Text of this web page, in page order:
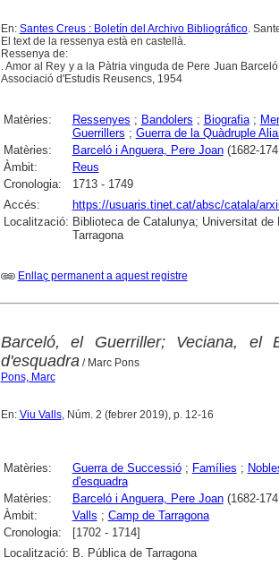
En: Santes Creus : Boletín del Archivo Bibliográfico.
El text de la ressenya està en castellà.
Ressenya de:
. Amor al Rey y a la Pàtria vinguda de Pere Juan
Associació d'Estudis Reusencs, 1954
Matèries: Ressenyes ; Bandolers ; Biografia;
Guerrillers ; Guerra de la Quàdruple
Matèries:
Barceló i Anguera, Pere Joan(1682-
Àmbit:
Reus
Cronologia:
1713 - 1749
Accés:
https://usuaris.tinet.cat/absc/catala/
Localització: Biblioteca de Catalunya; Universitat
Tarragona
Enllaç permanent a aquest registre
Barceló, el Guerriller; Veciana, el
d'esquadra/ Marc Pons
Pons, Marc
En: Viu Valls, Núm. 2 (febrer 2019), p. 12-16
Matèries: Guerra de Successió; Famílies ;
d'esquadra
Matèries:
Barceló i Anguera, Pere Joan(1682-
Àmbit:
Valls ; Camp de Tarragona
Cronologia:
[1702 - 1714]
Localització: B. Pública de Tarragona